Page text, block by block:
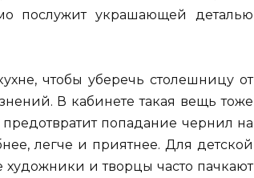
послужит украшающей деталью
чтобы уберечь столешницу от
В кабинете такая вещь тоже
попадание чернил на
легче и приятнее. Для детской
и творцы часто пачкают